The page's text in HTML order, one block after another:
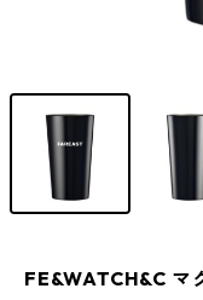
FE&WATCH&C マ